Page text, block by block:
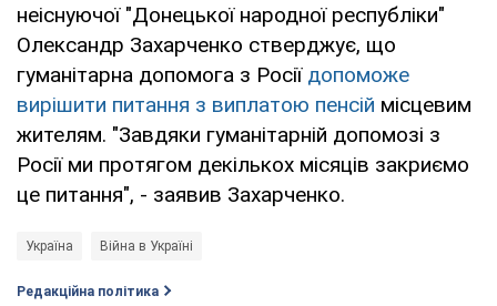
неіснуючої "Донецької народної республіки"
Олександр Захарченко стверджує, що
гуманітарна допомога з Росії допоможе
вирішити питання з виплатою пенсій місцевим
жителям. "Завдяки гуманітарній допомозі з
Росії ми протягом декількох місяців закриємо
це питання", - заявив Захарченко.
Україна Війна в Україні
Редакційна політика